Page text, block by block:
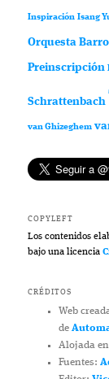
Inspiración Isang
Orquesta
Preinscripción
Schrattenbach
van Ghizeghem
COPYLEFT
Los contenidos
bajo una licencia
CRÉDITOS
Web
de
Alojada en
Fuentes: